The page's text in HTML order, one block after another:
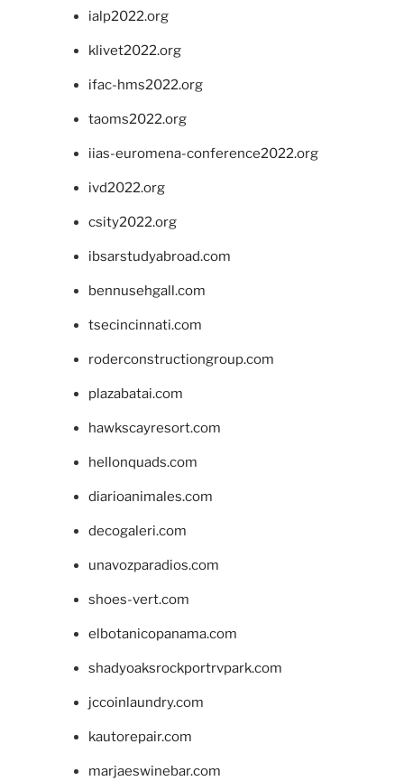
ialp2022.org
klivet2022.org
ifac-hms2022.org
taoms2022.org
iias-euromena-conference2022.org
ivd2022.org
csity2022.org
ibsarstudyabroad.com
bennusehgall.com
tsecincinnati.com
roderconstructiongroup.com
plazabatai.com
hawkscayresort.com
hellonquads.com
diarioanimales.com
decogaleri.com
unavozparadios.com
shoes-vert.com
elbotanicopanama.com
shadyoaksrockportrvpark.com
jccoinlaundry.com
kautorepair.com
marjaeswinebar.com